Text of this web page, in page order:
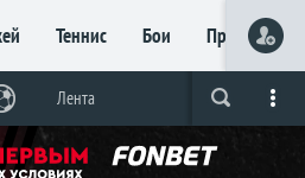
Теннис Бои Прочие
Прогнозы Букмекеры
Лента